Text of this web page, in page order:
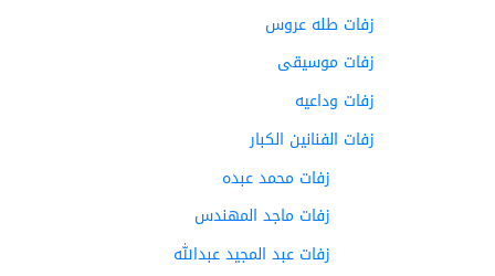
زفات طله عروس
زفات موسيقى
زفات وداعيه
زفات الفنانين الكبار
زفات محمد عبده
زفات ماجد المهندس
زفات عبد المجيد عبدالله